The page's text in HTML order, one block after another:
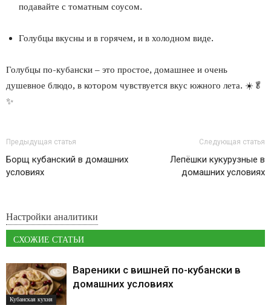
подавайте с томатным соусом.
Голубцы вкусны и в горячем, и в холодном виде.
Голубцы по-кубански – это простое, домашнее и очень
душевное блюдо, в котором чувствуется вкус южного лета. ☀️🥬
✨
Предыдущая статья
Борщ кубанский в домашних
условиях
Следующая статья
Лепёшки кукурузные в
домашних условиях
Настройки аналитики
СХОЖИЕ СТАТЬИ
Кубанская кухня
Вареники с вишней по-кубански в
домашних условиях